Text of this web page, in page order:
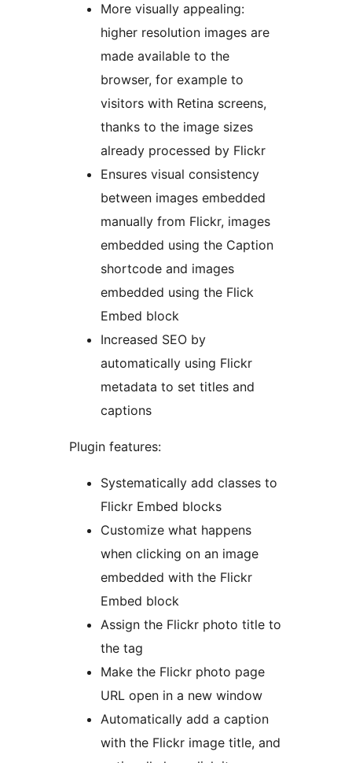
More visually appealing:
higher resolution images are
made available to the
browser, for example to
visitors with Retina screens,
thanks to the image sizes
already processed by Flickr
Ensures visual consistency
between images embedded
manually from Flickr, images
embedded using the Caption
shortcode and images
embedded using the Flick
Embed block
Increased SEO by
automatically using Flickr
metadata to set titles and
captions
Plugin features:
Systematically add classes to
Flickr Embed blocks
Customize what happens
when clicking on an image
embedded with the Flickr
Embed block
Assign the Flickr photo title to
the tag
Make the Flickr photo page
URL open in a new window
Automatically add a caption
with the Flickr image title, and